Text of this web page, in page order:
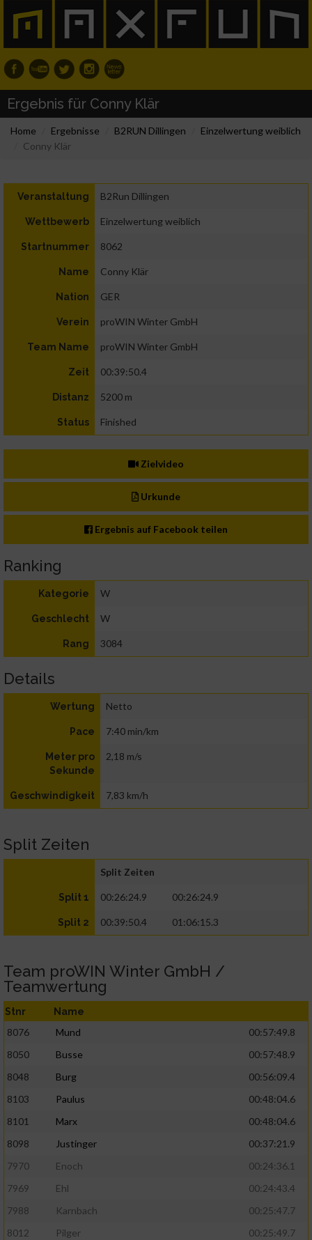
Ergebnis für Conny Klär
Home Ergebnisse B2RUN Dillingen
Einzelwertung weiblich
Conny Klär
Veranstaltung B2Run Dillingen
Wettbewerb Einzelwertung weiblich
Startnummer 8062
Name Conny Klär
Nation GER
Verein proWIN Winter GmbH
Team Name proWIN Winter GmbH
Zeit 00:39:50.4
Distanz 5200 m
Status Finished
Zielvideo
Urkunde
Ergebnis auf Facebook teilen
Ranking
Kategorie W
Geschlecht W
Rang 3084
Details
Wertung Netto
Pace 7:40 min/km
Meter pro
Sekunde
2,18 m/s
Geschwindigkeit 7,83 km/h
Split Zeiten
Split Zeiten
Split 1 00:26:24.9 00:26:24.9
Split 2 00:39:50.4 01:06:15.3
Team proWIN Winter GmbH /
Teamwertung
Stnr Name
8076 Mund
00:57:49.8
8050
Busse
00:57:48.9
8048
Burg
00:56:09.4
8103
Paulus
00:48:04.6
8101
Marx
00:48:04.6
8098
Justinger
00:37:21.9
7970
Enoch
00:24:36.1
7969
Ehl
00:24:43.4
7988
Karnbach
00:25:47.7
8012
Pilger
00:25:49.7